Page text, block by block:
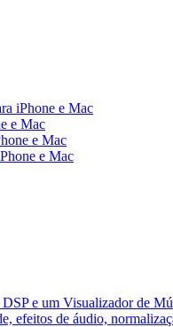
iPhone e Mac
e Mac
e Mac
e Mac
e um Visualizador de
efeitos de áudio,